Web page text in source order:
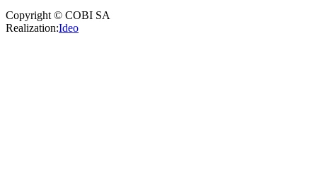
Copyright © COBI SA
Realization:Ideo